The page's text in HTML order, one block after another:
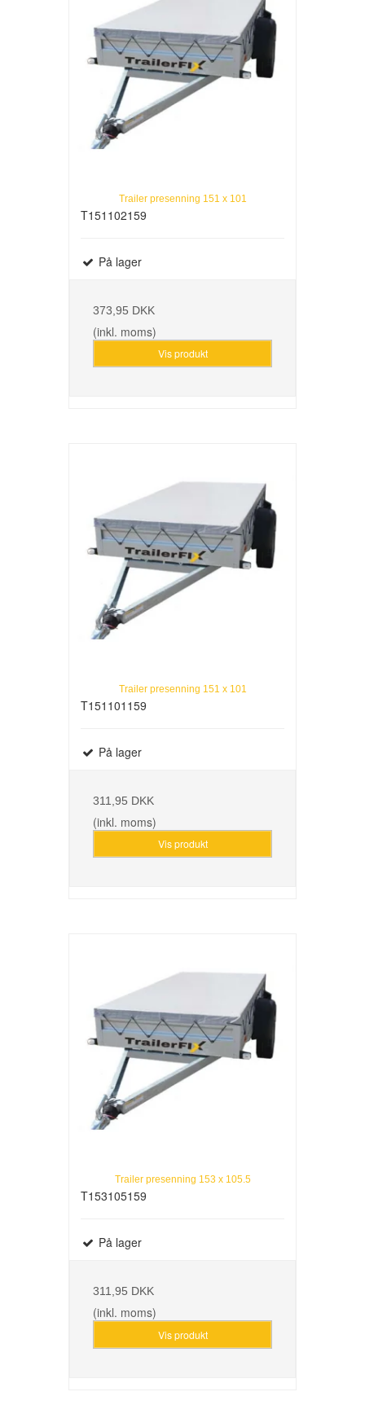
Trailer presenning 151 x 101
T151102159
På lager
373,95 DKK
(inkl. moms)
Vis produkt
Trailer presenning 151 x 101
T151101159
På lager
311,95 DKK
(inkl. moms)
Vis produkt
Trailer presenning 153 x 105.5
T153105159
På lager
311,95 DKK
(inkl. moms)
Vis produkt